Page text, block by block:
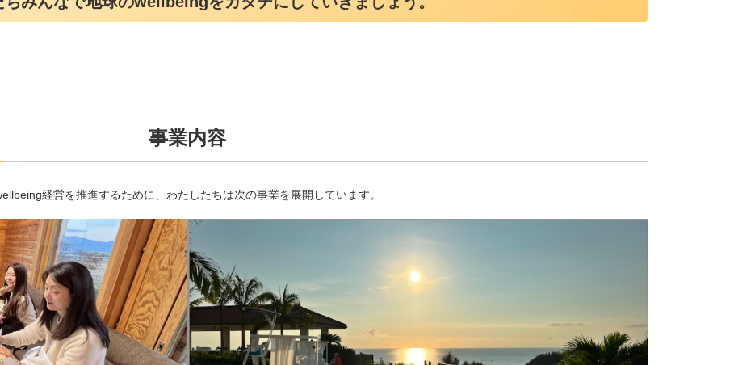
事業内容
経営を推進するために、わたしたちは次の事業を展開しています。